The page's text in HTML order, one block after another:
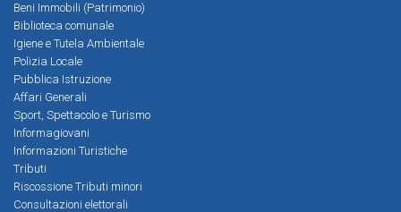
Beni Immobili (Patrimonio)
Biblioteca comunale
Igiene e Tutela Ambientale
Polizia Locale
Pubblica Istruzione
Affari Generali
Sport, Spettacolo e Turismo
Informagiovani
Informazioni Turistiche
Tributi
Riscossione Tributi minori
Consultazioni elettorali